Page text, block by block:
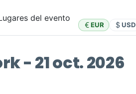
del evento
EUR USD
- 21 oct. 2026